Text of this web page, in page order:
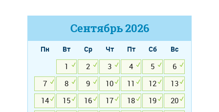
Сентябрь2026
Пн Вт Ср Чт Пт Сб
Вс
1
2 3 4 5
6
7
8 9 10 11 12
13
14
15 16 17 18 19
20